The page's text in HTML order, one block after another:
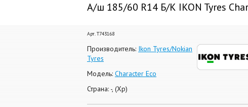
А/ш 185/60 R14 Б/К IKON Tyres
Арт. T743168
Производитель: Ikon Tyres/Nokian
Tyres
Модель: Character Eco
Страна: -, (Хр)